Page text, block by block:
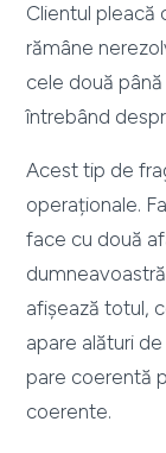
Clientul pleacă
rămâne
cele două
întrebând
Acest tip de
operaționale.
face cu două
afișează totul,
apare alături
pare coerentă
coerente.